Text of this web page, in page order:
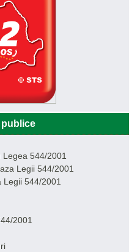
publice
Legea 544/2001
Legii 544/2001
Legii 544/2001
2001